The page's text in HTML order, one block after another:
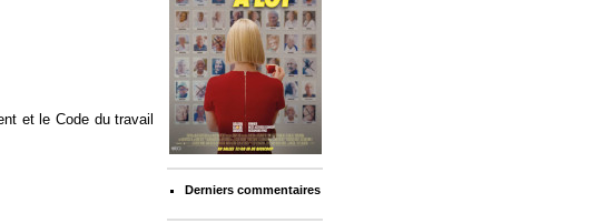
et le Code du travail
Derniers commentaires